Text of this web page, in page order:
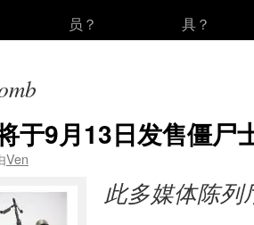
员？
具？
于9月13日发售僵尸
Ven
此多媒体陈